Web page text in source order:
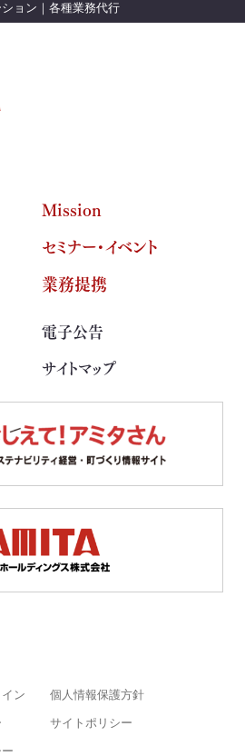
ョン｜各種業務代行
Mission
セミナー・イベント
業務提携
電子公告
サイトマップ
ン 個人情報保護方針
サイトポリシー